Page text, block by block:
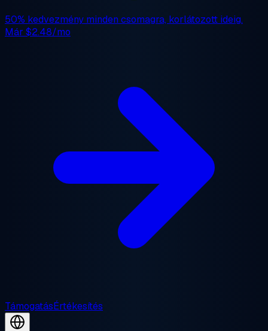
50% kedvezmény minden csomagra, korlátozott ideig.
Már $2.48/mo
TámogatásÉrtékesítés